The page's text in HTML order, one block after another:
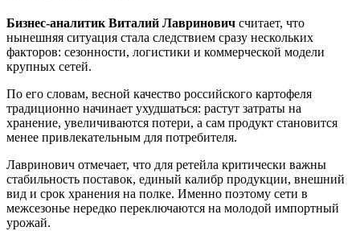
Бизнес-аналитик Виталий Лавринович считает, что
нынешняя ситуация стала следствием сразу нескольких
факторов: сезонности, логистики и коммерческой модели
крупных сетей.
По его словам, весной качество российского картофеля
традиционно начинает ухудшаться: растут затраты на
хранение, увеличиваются потери, а сам продукт становится
менее привлекательным для потребителя.
Лавринович отмечает, что для ретейла критически важны
стабильность поставок, единый калибр продукции, внешний
вид и срок хранения на полке. Именно поэтому сети в
межсезонье нередко переключаются на молодой импортный
урожай.